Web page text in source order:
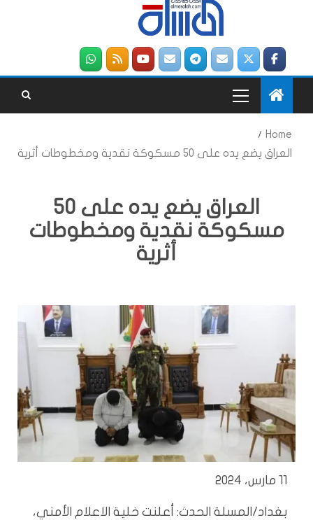
Home
العراق يضع يده على 50 مسكوكة نقدية ومخطوطات أثرية
العراق يضع يده على 50
مسكوكة نقدية ومخطوطات
أثرية
11 مارس، 2024
بغداد/المسلة الحدث: أعلنت خلية الاعلام الأمني،